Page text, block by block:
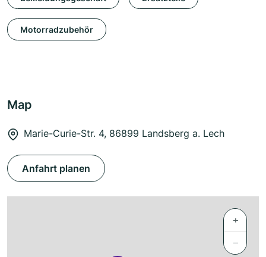
Motorradzubehör
Map
Marie-Curie-Str. 4, 86899 Landsberg a. Lech
Anfahrt planen
+
−